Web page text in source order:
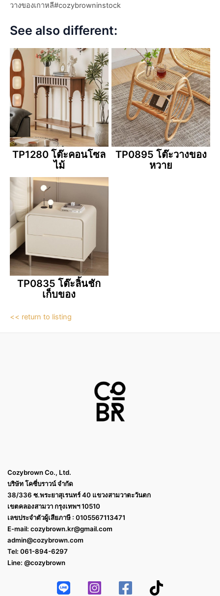
วางของเกาหลี#cozybrowninstock
See also different:
TP1280 โต๊ะคอนโซล
ไม้
TP0895 โต๊ะวางของ
หวาย
TP0835 โต๊ะลิ้นชัก
เก็บของ
<< return to listing
Cozybrown Co., Ltd.
บริษัท โคซี่บราวน์ จำกัด
38/336 ซ.พระยาสุเรนทร์ 40 แขวงสามวาตะวันตก
เขตคลองสามวา กรุงเทพฯ 10510
เลขประจำตัวผู้เสียภาษี : 0105567113471
E-mail: cozybrown.kr@gmail.com
admin@cozybrown.com
Tel: 061-894-6297
Line: @cozybrown